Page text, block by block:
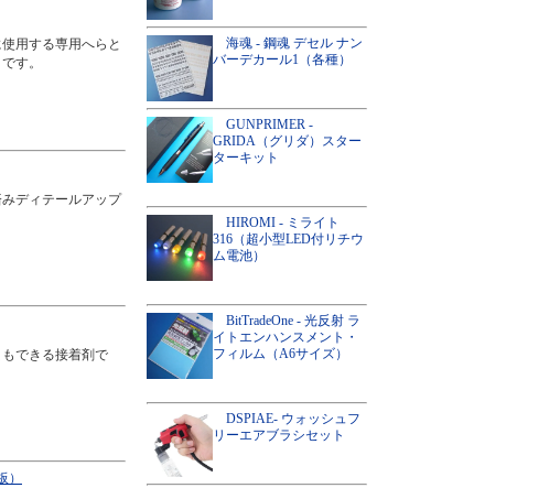
用する専用へらと
す。
ディテールアップ
できる接着剤で
海魂 - 鋼魂 デセル ナン
バーデカール1（各種）
GUNPRIMER -
GRIDA（グリダ）スター
ターキット
HIROMI - ミライト
316（超小型LED付リチウ
ム電池）
BitTradeOne - 光反射 ラ
イトエンハンスメント・
フィルム（A6サイズ）
DSPIAE- ウォッシュフ
リーエアブラシセット